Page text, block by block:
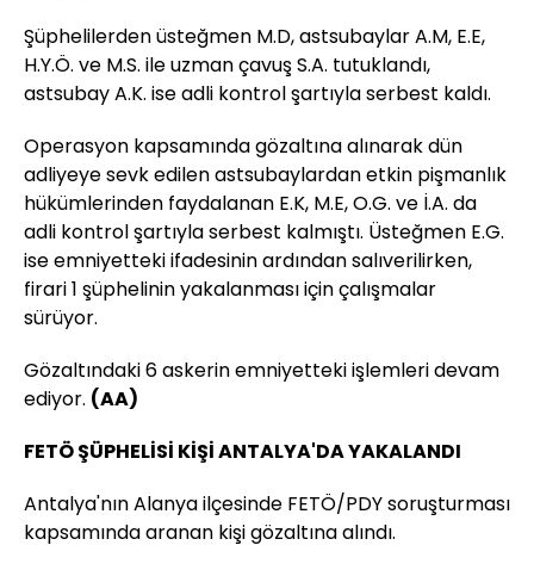
Şüphelilerden üsteğmen M.D, astsubaylar A.M, E.E,
H.Y.Ö. ve M.S. ile uzman çavuş S.A. tutuklandı,
astsubay A.K. ise adli kontrol şartıyla serbest kaldı.
Operasyon kapsamında gözaltına alınarak dün
adliyeye sevk edilen astsubaylardan etkin pişmanlık
hükümlerinden faydalanan E.K, M.E, O.G. ve İ.A. da
adli kontrol şartıyla serbest kalmıştı. Üsteğmen E.G.
ise emniyetteki ifadesinin ardından salıverilirken,
firari 1 şüphelinin yakalanması için çalışmalar
sürüyor.
Gözaltındaki 6 askerin emniyetteki işlemleri devam
ediyor. (AA)
FETÖ ŞÜPHELİSİ KİŞİ ANTALYA'DA YAKALANDI
Antalya'nın Alanya ilçesinde FETÖ/PDY soruşturması
kapsamında aranan kişi gözaltına alındı.